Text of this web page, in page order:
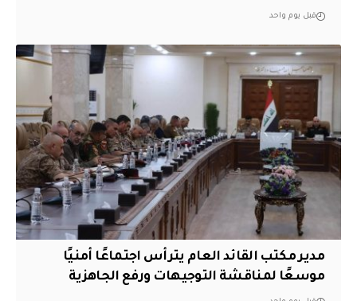
قبل يوم واحد
مدير مكتب القائد العام يترأس اجتماعًا أمنيًا
موسعًا لمناقشة التوجيهات ورفع الجاهزية